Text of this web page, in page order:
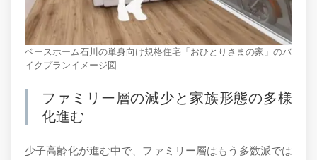
ベースホーム石川の単身向け規格住宅「おひとりさまの家」のバ
イクプランイメージ図
ファミリー層の減少と家族形態の多様
化進む
少子高齢化が進む中で、ファミリー層はもう多数派では